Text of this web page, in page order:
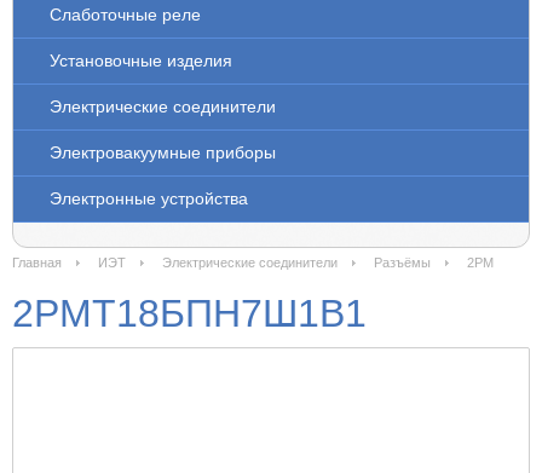
Слаботочные реле
Установочные изделия
Электрические соединители
Электровакуумные приборы
Электронные устройства
Главная ИЭТ Электрические соединители Разъёмы 2РМ
2РМТ18БПН7Ш1В1